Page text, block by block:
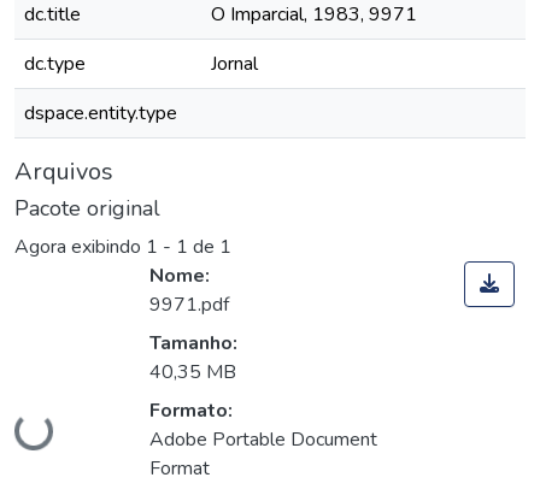
dc.title
O Imparcial, 1983, 9971
dc.type
Jornal
dspace.entity.type
Arquivos
Pacote original
Agora exibindo 1 - 1 de 1
Carregando...
Nome:
9971.pdf
Tamanho:
40,35 MB
Formato:
Adobe Portable Document
Format